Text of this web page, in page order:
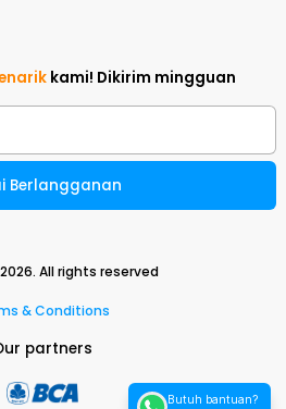
kami! Dikirim mingguan
Berlangganan
2026. All rights reserved
& Conditions
partners
Butuh bantuan?